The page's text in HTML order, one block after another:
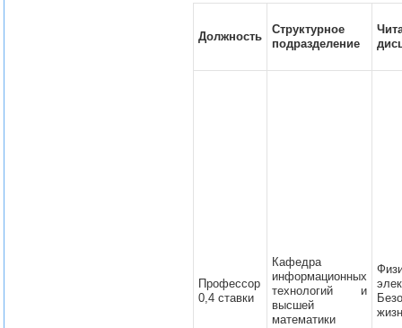
Должность
Структурное
подразделение
Профессор
0,4 ставки
Кафедра
информационных
технологий и
высшей
математики